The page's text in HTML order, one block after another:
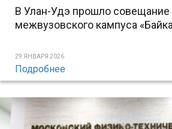
В Улан-Удэ прошло совещание
межвузовского кампуса
29 ЯНВАРЯ 2026
Подробнее